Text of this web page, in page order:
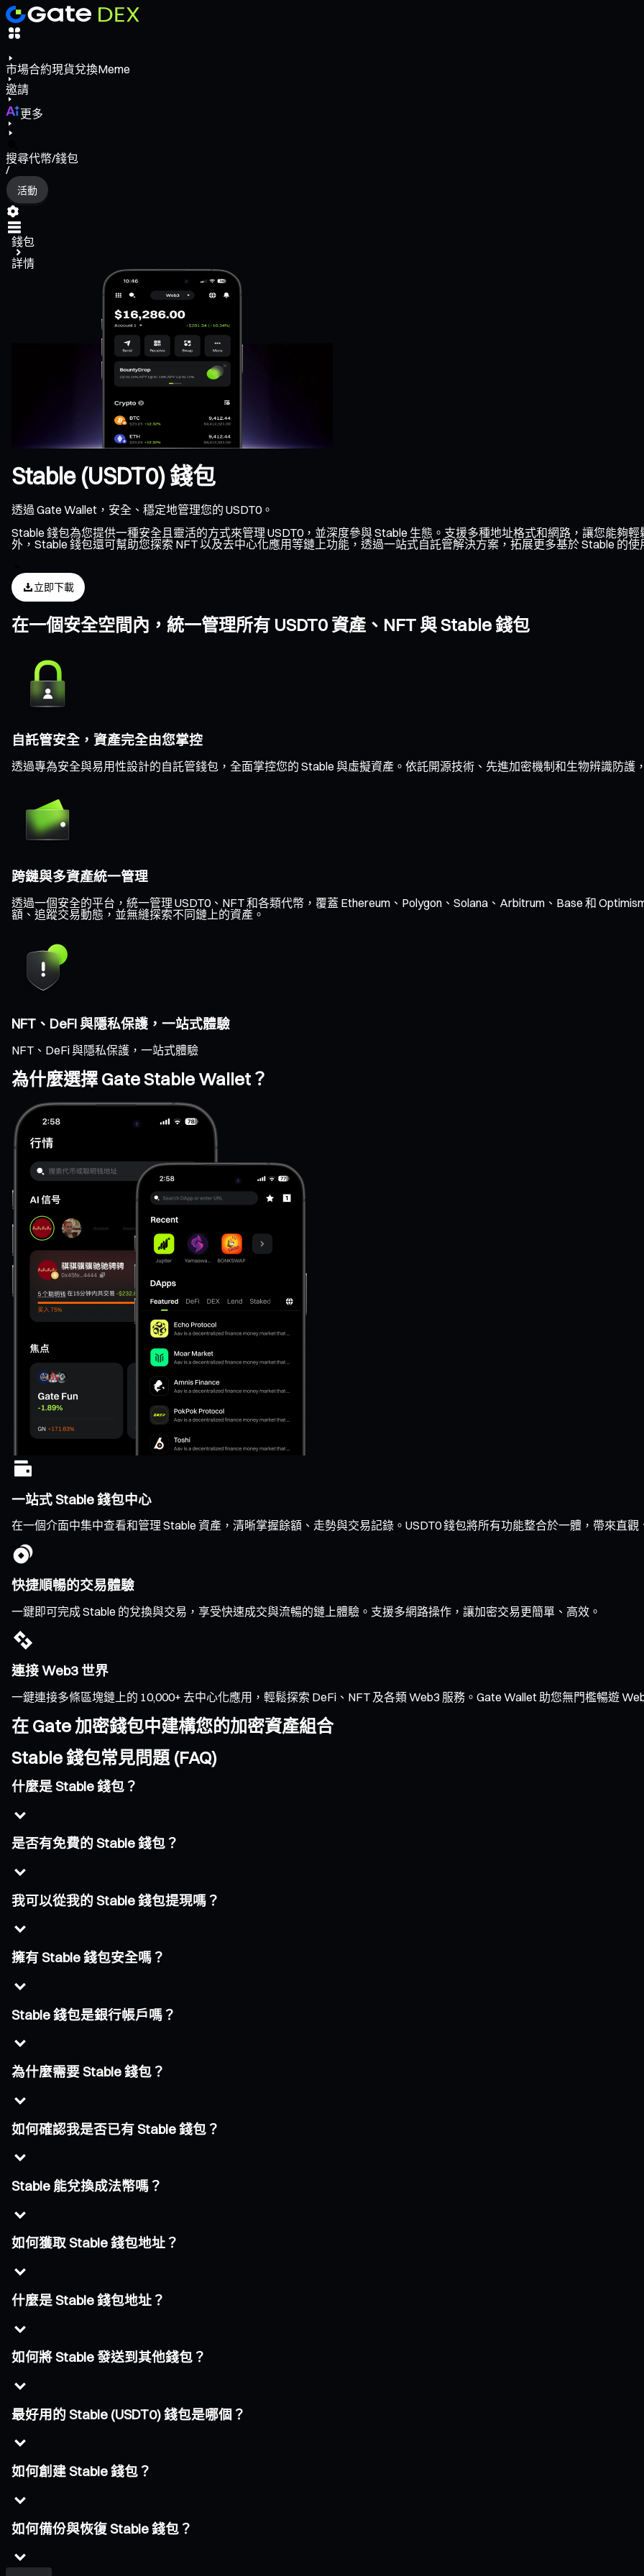
市場合約現貨兌換Meme
邀請
更多
搜尋代幣/錢包
/
活動
錢包
詳情
Stable (USDT0) 錢包
透過 Gate Wallet，安全、穩定地管理您的 USDT0。
Stable 錢包為您提供一種安全且靈活的方式來管理 USDT0，並深度參與 Stable 生態。支援多種地址格式和網路，讓您能夠
外，Stable 錢包還可幫助您探索 NFT 以及去中心化應用等鏈上功能，透過一站式自託管解決方案，拓展更多基於 Stable 的使
立即下載
在一個安全空間內，統一管理所有 USDT0 資產、NFT 與 Stable 錢包
自託管安全，資產完全由您掌控
透過專為安全與易用性設計的自託管錢包，全面掌控您的 Stable 與虛擬資產。依託開源技術、先進加密機制和生物辨識防護
跨鏈與多資產統一管理
透過一個安全的平台，統一管理 USDT0、NFT 和各類代幣，覆蓋 Ethereum、Polygon、Solana、Arbitrum、Base 和
額、追蹤交易動態，並無縫探索不同鏈上的資產。
NFT、DeFi 與隱私保護，一站式體驗
NFT、DeFi 與隱私保護，一站式體驗
為什麼選擇 Gate Stable Wallet？
一站式 Stable 錢包中心
在一個介面中集中查看和管理 Stable 資產，清晰掌握餘額、走勢與交易記錄。USDT0 錢包將所有功能整合於一體，帶來直觀
快捷順暢的交易體驗
一鍵即可完成 Stable 的兌換與交易，享受快速成交與流暢的鏈上體驗。支援多網路操作，讓加密交易更簡單、高效。
連接 Web3 世界
一鍵連接多條區塊鏈上的 10,000+ 去中心化應用，輕鬆探索 DeFi、NFT 及各類 Web3 服務。Gate Wallet 助您無門檻暢遊
在 Gate 加密錢包中建構您的加密資產組合
Stable 錢包常見問題 (FAQ)
什麼是 Stable 錢包？
是否有免費的 Stable 錢包？
我可以從我的 Stable 錢包提現嗎？
擁有 Stable 錢包安全嗎？
Stable 錢包是銀行帳戶嗎？
為什麼需要 Stable 錢包？
如何確認我是否已有 Stable 錢包？
Stable 能兌換成法幣嗎？
如何獲取 Stable 錢包地址？
什麼是 Stable 錢包地址？
如何將 Stable 發送到其他錢包？
最好用的 Stable (USDT0) 錢包是哪個？
如何創建 Stable 錢包？
如何備份與恢復 Stable 錢包？